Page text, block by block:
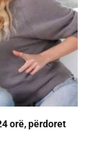
orë, përdoret